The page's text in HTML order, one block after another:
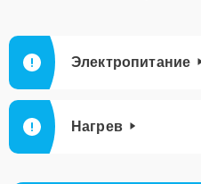
Электропитание
Нагрев